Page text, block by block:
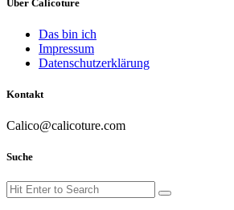
Über Calicoture
Das bin ich
Impressum
Datenschutzerklärung
Kontakt
Calico@calicoture.com
Suche
Search
for:
Search